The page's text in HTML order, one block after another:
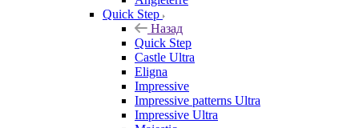
Quick Step
Назад
Quick Step
Castle Ultra
Eligna
Impressive
Impressive patterns Ultra
Impressive Ultra